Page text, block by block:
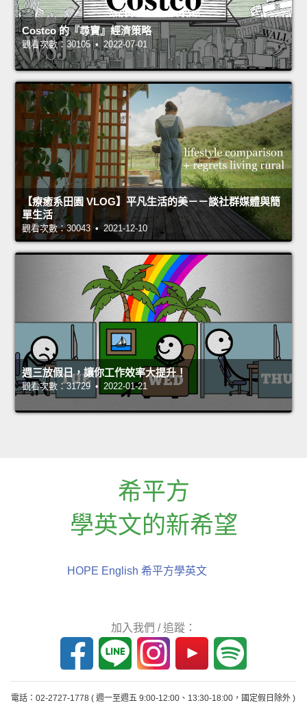
Costco 的『尋寶』經濟策略
觀看次數：30105 • 2022-07-01
【療癒系田園 VLOG】平凡生活的美－－談社群媒體與簡
單生活
觀看次數：30043 • 2021-12-10
週三放假日，讓你工作效率大提升！
觀看次數：31729 • 2022-01-21
希平方
學英文的新希望
HOPE English 希平方學英文
加入我們 / 追蹤：
電話：02-2727-1778 ( 週一至週五 9:00-12:00、13:30-18:00，國定假日除外 )